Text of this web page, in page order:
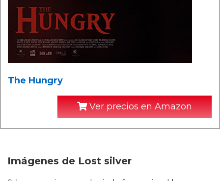
The Hungry
Ver precios en Amazon
Imágenes de Lost silver